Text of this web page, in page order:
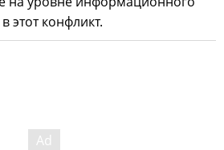
этот конфликт.